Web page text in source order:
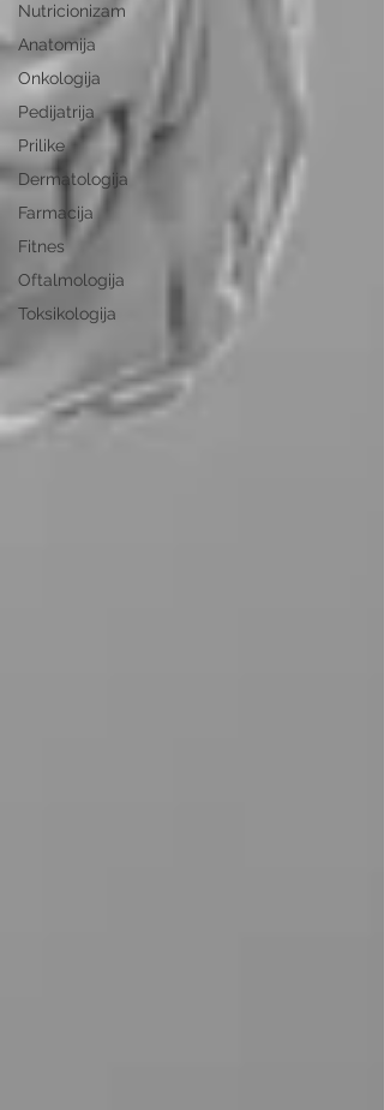
Nutricionizam
Anatomija
Onkologija
Pedijatrija
Prilike
Dermatologija
Farmacija
Fitnes
Oftalmologija
Toksikologija